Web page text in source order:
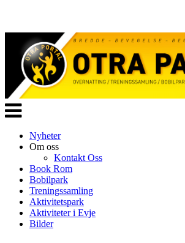
Veksle
navigasjon
Nyheter
Om oss
Kontakt Oss
Book Rom
Bobilpark
Treningssamling
Aktivitetspark
Aktiviteter i Evje
Bilder